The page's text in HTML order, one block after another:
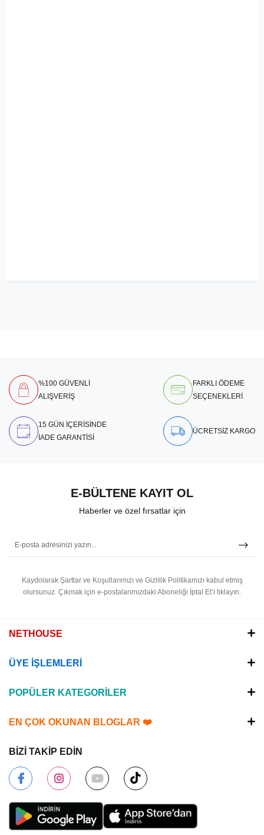
%100 GÜVENLİ
ALIŞVERİŞ
FARKLI ÖDEME
SEÇENEKLERİ
15 GÜN İÇERİSİNDE
İADE GARANTİSİ
ÜCRETSİZ KARGO
E-BÜLTENE KAYIT OL
Haberler ve özel fırsatlar için
Kaydolarak Şartlar ve Koşullarımızı ve Gizlilik Politikamızı kabul etmiş
olursunuz. Çıkmak için e-postalarımızdaki Aboneliği İptal Et’i tıklayın.
NETHOUSE
ÜYE İŞLEMLERİ
POPÜLER KATEGORİLER
EN ÇOK OKUNAN BLOGLAR ❤️
BİZİ TAKİP EDİN